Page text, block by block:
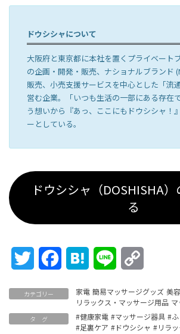
ドウシシャについて
大阪府と東京都に本社を置くプライベート
の企画・開発・販売、ナショナルブランド
販売、小売支援サービスを中心とした「流
営む企業。「いつも生活の一部にある存在
う想いから『あっ、ここにもドウシシャ！
ーとしている。
ドウシシャ（DOSHISHA
る
Twitter FacebookHatena Line
カテゴリー 家電 簡易マッサージグッズ 美
リラックス・マッサージ用品
タ グ #健康家電 #マッサージ器具 #
#足裏ケア #ドウシシャ #リラ